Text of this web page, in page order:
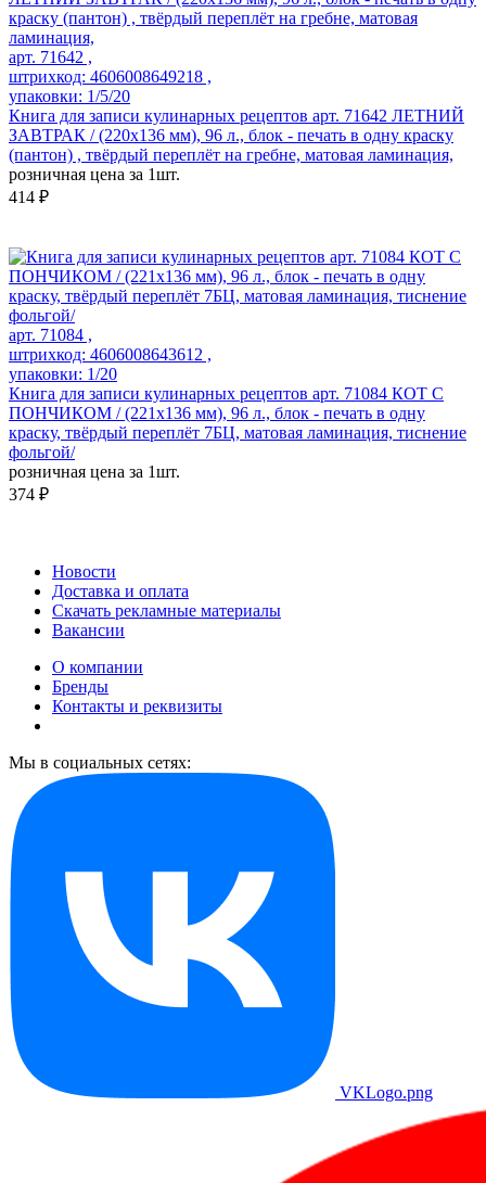
арт. 71642 ,
штрихкод: 4606008649218 ,
упаковки: 1/5/20
Книга для записи кулинарных рецептов арт. 71642 ЛЕТНИЙ
ЗАВТРАК / (220х136 мм), 96 л., блок - печать в одну краску
(пантон) , твёрдый переплёт на гребне, матовая ламинация,
розничная цена за 1шт.
414 ₽
арт. 71084 ,
штрихкод: 4606008643612 ,
упаковки: 1/20
Книга для записи кулинарных рецептов арт. 71084 КОТ С
ПОНЧИКОМ / (221х136 мм), 96 л., блок - печать в одну
краску, твёрдый переплёт 7БЦ, матовая ламинация, тиснение
фольгой/
розничная цена за 1шт.
374 ₽
Новости
Доставка и оплата
Скачать рекламные материалы
Вакансии
О компании
Бренды
Контакты и реквизиты
Мы в социальных сетях:
VKLogo.png